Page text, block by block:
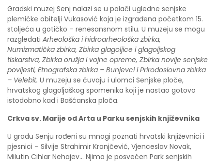
Gradski muzej Senj nalazi se u palači ugledne senjske
plemićke obitelji Vukasović koja je izgrađena početkom 15.
stoljeća u gotičko – renesansnom stilu. U muzeju se mogu
razgledati Arheološka i hidroarheološka zbirka,
Numizmatička zbirka, Zbirka glagoljice i glagoljskog
tiskarstva, Zbirka oružja i vojne opreme, Zbirka novije senjske
povijesti, Etnografska zbirka – Bunjevci i Prirodoslovna zbirka
– Velebit. U muzeju se čuvaju i ulomci Senjske ploče,
hrvatskog glagoljaškog spomenika koji je nastao gotovo
istodobno kad i Bašćanska ploča.
Crkva sv. Marije od Arta u Parku senjskih književnika
U gradu Senju rođeni su mnogi poznati hrvatski književnici i
pjesnici – Silvije Strahimir Kranjčević, Vjenceslav Novak,
Milutin Cihlar Nehajev… Njima je posvećen Park senjskih